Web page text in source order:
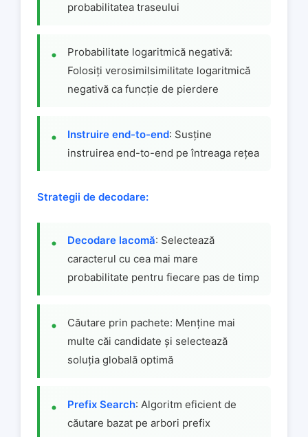
probabilitatea traseului
Probabilitate logaritmică negativă:
Folosiți verosimilsimilitate logaritmică
negativă ca funcție de pierdere
Instruire end-to-end: Susține
instruirea end-to-end pe întreaga rețea
Strategii de decodare:
Decodare lacomă: Selectează
caracterul cu cea mai mare
probabilitate pentru fiecare pas de timp
Căutare prin pachete: Menține mai
multe căi candidate și selectează
soluția globală optimă
Prefix Search: Algoritm eficient de
căutare bazat pe arbori prefix